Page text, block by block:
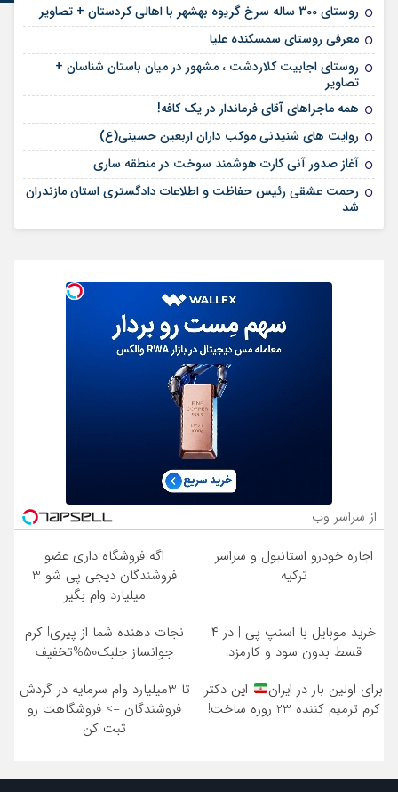
روستای 300 ساله سرخ ‌گریوه بهشهر با اهالی کردستان + تصاویر
معرفی روستای سمسکنده علیا
روستای اجابیت کلاردشت ، مشهور در میان باستان شناسان +
تصاویر
همه ماجراهای آقای فرماندار در یک کافه!
روایت های شنیدنی موکب داران اربعین حسینی(ع)
آغاز صدور آنی کارت هوشمند سوخت در منطقه ساری
رحمت عشقی رئیس حفاظت و اطلاعات دادگستری استان مازندران
شد
از سراسر وب
اجاره خودرو استانبول و سراسر
ترکیه
اگه فروشگاه داری عضو
فروشندگان دیجی پی شو 3
میلیارد وام بگیر
خرید موبایل با اسنپ پی | در ۴
قسط بدون سود و کارمزد!
نجات دهنده شما از پیری! کرم
جوانساز جلبک50%تخفیف
برای اولین بار در ایران
این دکتر
کرم ترمیم کننده 23 روزه ساخت!
تا 3میلیارد وام سرمایه در گردش
فروشندگان => فروشگاهت رو
ثبت کن